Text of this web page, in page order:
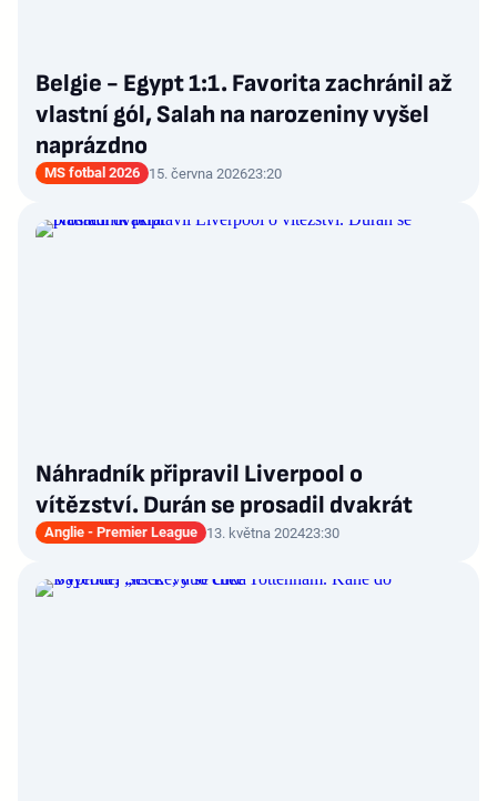
Belgie - Egypt 1:1. Favorita zachránil až
vlastní gól, Salah na narozeniny vyšel
naprázdno
MS fotbal 2026 15. června 202623:20
Náhradník připravil Liverpool o
vítězství. Durán se prosadil dvakrát
Anglie - Premier League 13. května 202423:30